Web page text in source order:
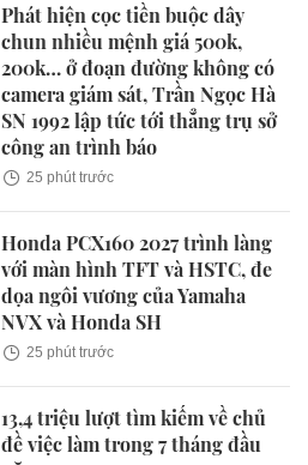
Phát hiện cọc tiền buộc dây
chun nhiều mệnh giá 500k,
200k… ở đoạn đường không có
camera giám sát, Trần Ngọc Hà
SN 1992 lập tức tới thẳng trụ sở
công an trình báo
25 phút trước
Honda PCX160 2027 trình làng
với màn hình TFT và HSTC, đe
dọa ngôi vương của Yamaha
NVX và Honda SH
25 phút trước
13,4 triệu lượt tìm kiếm về chủ
đề việc làm trong 7 tháng đầu